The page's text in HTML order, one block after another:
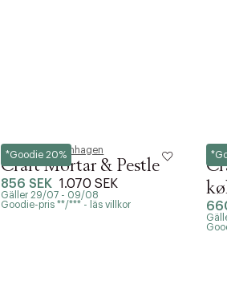
*Goodie 20%
Normann Copenhagen
Craft Mortar & Pestle
856 SEK 1.070 SEK
Gäller 29/07 - 09/08
Goodie-pris **/*** - läs villkor